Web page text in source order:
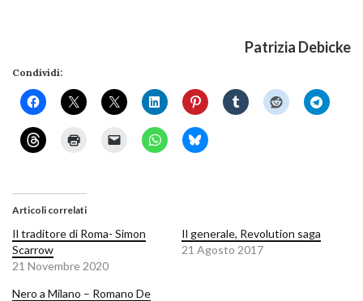
Patrizia Debicke
Condividi:
Articoli correlati
Il traditore di Roma- Simon
Scarrow
21 Novembre 2020
Il generale, Revolution saga
21 Agosto 2017
Nero a Milano – Romano De